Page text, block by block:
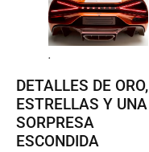
.
DETALLES DE ORO,
ESTRELLAS Y UNA
SORPRESA
ESCONDIDA